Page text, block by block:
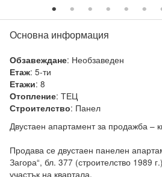
Основна информация
Обзавеждане: Необзаведен
Етаж: 5-ти
Етажи: 8
Отопление: ТЕЦ
Строителство: Панел
Двустаен апартамент за продажба –
Продава се двустаен панелен
Загора“, бл. 377 (строителство 1989
участък на квартала.